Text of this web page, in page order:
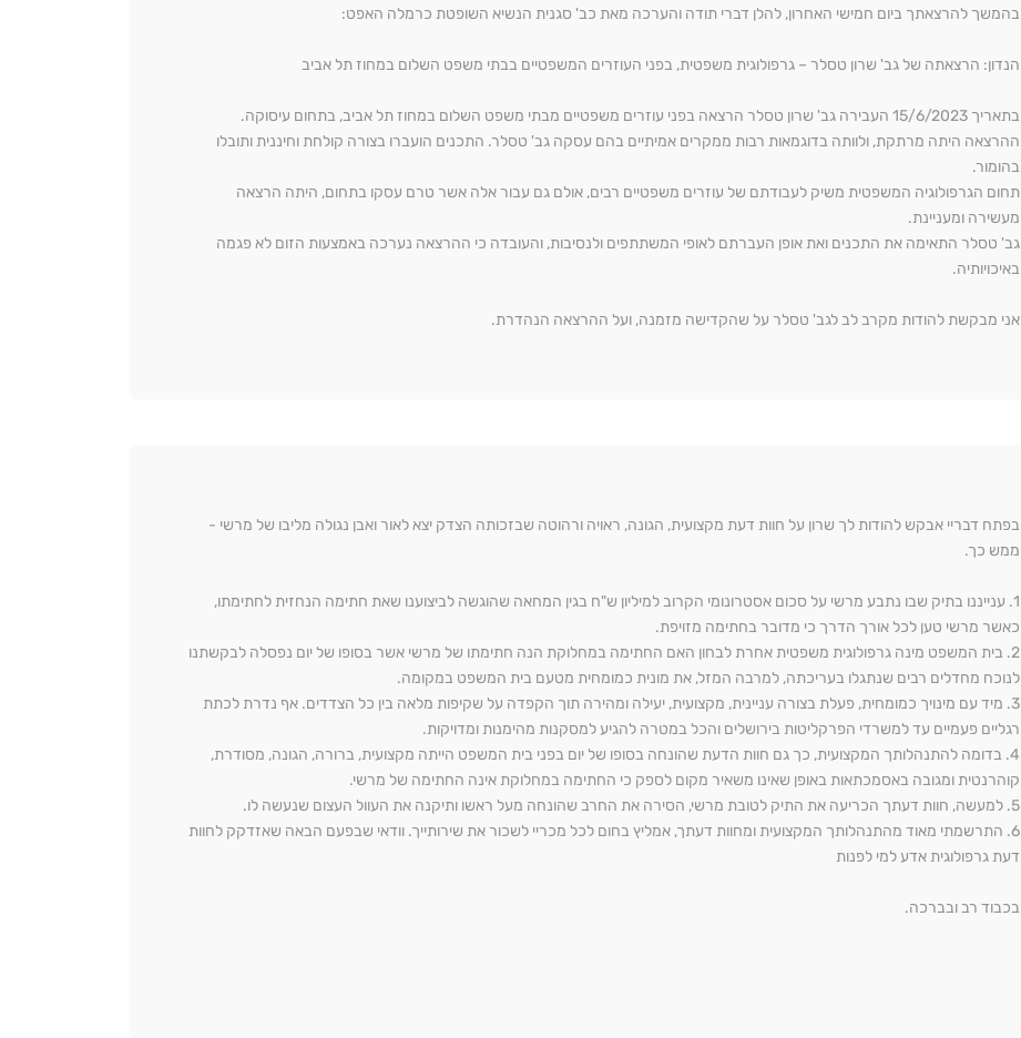
בהמשך להרצאתך ביום חמישי האחרון, להלן דברי תודה והערכה מאת כב' סגנית הנשיא השופטת כרמלה האפט:
הנדון: הרצאתה של גב' שרון טסלר – גרפולוגית משפטית, בפני העוזרים המשפטיים בבתי משפט השלום במחוז תל אביב
בתאריך 15/6/2023 העבירה גב' שרון טסלר הרצאה בפני עוזרים משפטיים מבתי משפט השלום במחוז תל אביב, בתחום עיסוקה.
ההרצאה היתה מרתקת, ולוותה בדוגמאות רבות ממקרים אמיתיים בהם עסקה גב' טסלר. התכנים הועברו בצורה קולחת וחיננית ותובלו
בהומור.
תחום הגרפולוגיה המשפטית משיק לעבודתם של עוזרים משפטיים רבים, אולם גם עבור אלה אשר טרם עסקו בתחום, היתה הרצאה
מעשירה ומעניינת.
גב' טסלר התאימה את התכנים ואת אופן העברתם לאופי המשתתפים ולנסיבות, והעובדה כי ההרצאה נערכה באמצעות הזום לא פגמה
באיכויותיה.
אני מבקשת להודות מקרב לב לגב' טסלר על שהקדישה מזמנה, ועל ההרצאה הנהדרת.
בפתח דבריי אבקש להודות לך שרון על חוות דעת מקצועית, הגונה, ראויה ורהוטה שבזכותה הצדק יצא לאור ואבן נגולה מליבו של מרשי -
ממש כך.
1. ענייננו בתיק שבו נתבע מרשי על סכום אסטרונומי הקרוב למיליון ש"ח בגין המחאה שהוגשה לביצוענו שאת חתימה הנחזית לחתימתו,
כאשר מרשי טען לכל אורך הדרך כי מדובר בחתימה מזויפת.
2. בית המשפט מינה גרפולוגית משפטית אחרת לבחון האם החתימה במחלוקת הנה חתימתו של מרשי אשר בסופו של יום נפסלה לבקשתנו
לנוכח מחדלים רבים שנתגלו בעריכתה, למרבה המזל, את מונית כמומחית מטעם בית המשפט במקומה.
3. מיד עם מינויך כמומחית, פעלת בצורה עניינית, מקצועית, יעילה ומהירה תוך הקפדה על שקיפות מלאה בין כל הצדדים. אף נדרת לכתת
רגליים פעמיים עד למשרדי הפרקליטות בירושלים והכל במטרה להגיע למסקנות מהימנות ומדויקות.
4. בדומה להתנהלותך המקצועית, כך גם חוות הדעת שהונחה בסופו של יום בפני בית המשפט הייתה מקצועית, ברורה, הגונה, מסודרת,
קוהרנטית ומגובה באסמכתאות באופן שאינו משאיר מקום לספק כי החתימה במחלוקת אינה החתימה של מרשי.
5. למעשה, חוות דעתך הכריעה את התיק לטובת מרשי, הסירה את החרב שהונחה מעל ראשו ותיקנה את העוול העצום שנעשה לו.
6. התרשמתי מאוד מהתנהלותך המקצועית ומחוות דעתך, אמליץ בחום לכל מכריי לשכור את שירותייך. וודאי שבפעם הבאה שאזדקק לחוות
דעת גרפולוגית אדע למי לפנות
בכבוד רב ובברכה.